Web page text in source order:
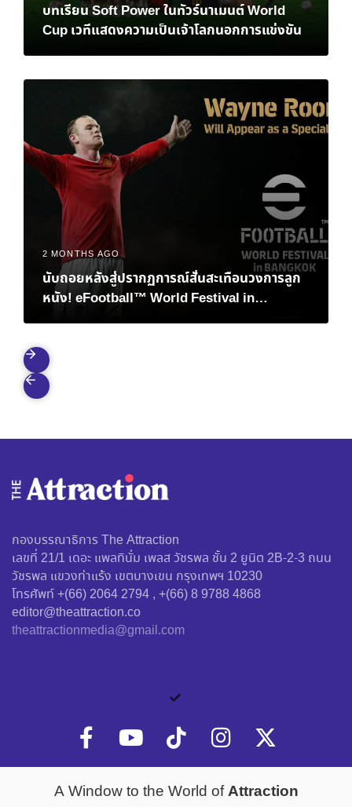
บทเรียน Soft Power ในทัวร์นาเมนต์ World
Cup เวทีแสดงความเป็นเจ้าโลกนอกการแข่งขัน
2 MONTHS AGO
นับถอยหลังสู่ปรากฏการณ์สั่นสะเทือนวงการลูก
หนัง! eFootball™ World Festival in
กองบรรณาธิการ The Attraction
เลขที่ 21/1 เดอะ แพลทินั่ม เพลส วัชรพล ชั้น 2 ยูนิต 2B-2-3 ถนน
วัชรพล แขวงท่าแร้ง เขตบางเขน กรุงเทพฯ 10230
โทรศัพท์ +(66) 2064 2794 , +(66) 8 9788 4868
editor@theattraction.co
theattractionmedia@gmail.com
A Window to the World ofAttraction